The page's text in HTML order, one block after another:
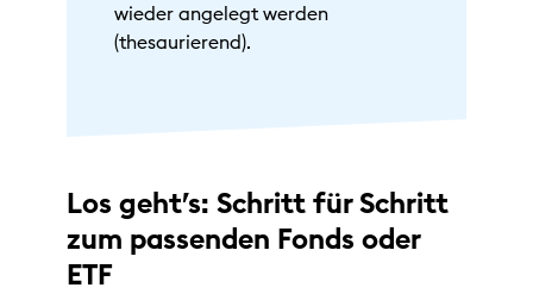
wieder angelegt werden
(thesaurierend).
Los geht’s: Schritt für Schritt
zum passenden Fonds oder
ETF